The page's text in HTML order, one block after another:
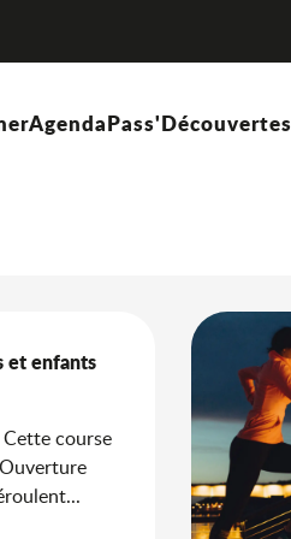
AgendaPass'Découvertes
et enfants
Cette course